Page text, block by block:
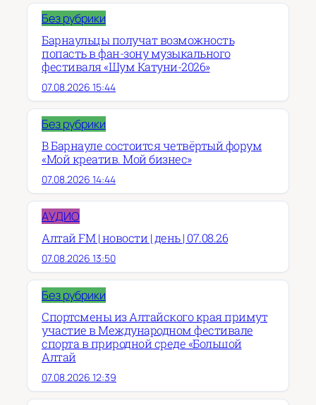
Без рубрики
Барнаульцы получат возможность
попасть в фан-зону музыкального
фестиваля «Шум Катуни-2026»
07.08.2026 15:44
Без рубрики
В Барнауле состоится четвёртый форум
«Мой креатив. Мой бизнес»
07.08.2026 14:44
АУДИО
Алтай FM | новости | день | 07.08.26
07.08.2026 13:50
Без рубрики
Спортсмены из Алтайского края примут
участие в Международном фестивале
спорта в природной среде «Большой
Алтай
07.08.2026 12:39